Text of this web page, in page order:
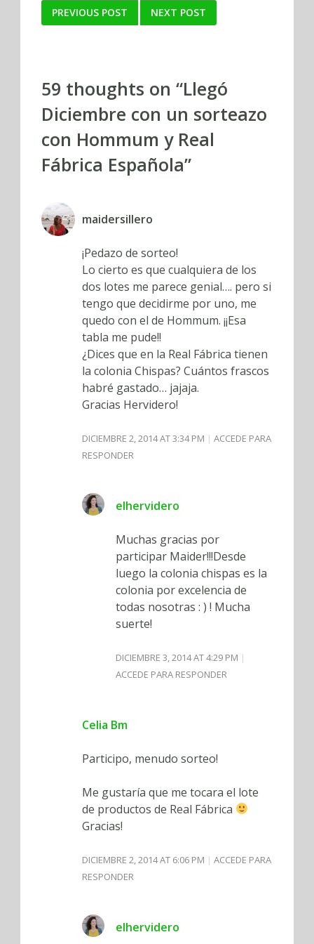
Post
PREVIOUS POST NEXT POST
59 thoughts on “Llegó
Diciembre con un sorteazo
con Hommum y Real
Fábrica Española”
maidersillero
¡Pedazo de sorteo!
Lo cierto es que cualquiera de los
dos lotes me parece genial…. pero si
tengo que decidirme por uno, me
quedo con el de Hommum. ¡¡Esa
tabla me pude!!
¿Dices que en la Real Fábrica tienen
la colonia Chispas? Cuántos frascos
habré gastado… jajaja.
Gracias Hervidero!
DICIEMBRE 2, 2014 AT 3:34 PM
ACCEDE PARA
RESPONDER
elhervidero
Muchas gracias por
participar Maider!!!Desde
luego la colonia chispas es la
colonia por excelencia de
todas nosotras : ) ! Mucha
suerte!
DICIEMBRE 3, 2014 AT 4:29 PM
ACCEDE PARA RESPONDER
Celia Bm
Participo, menudo sorteo!
Me gustaría que me tocara el lote
de productos de Real Fábrica
Gracias!
DICIEMBRE 2, 2014 AT 6:06 PM
ACCEDE PARA
RESPONDER
elhervidero